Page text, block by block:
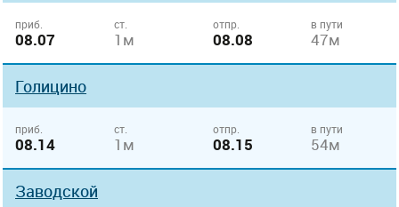
приб.
08.07
ст.
1м
отпр.
08.08
в пути
47м
Голицино
приб.
08.14
ст.
1м
отпр.
08.15
в пути
54м
Заводской